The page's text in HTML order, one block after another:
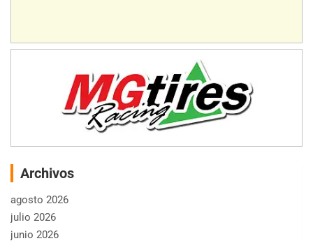
Archivos
agosto 2026
julio 2026
junio 2026